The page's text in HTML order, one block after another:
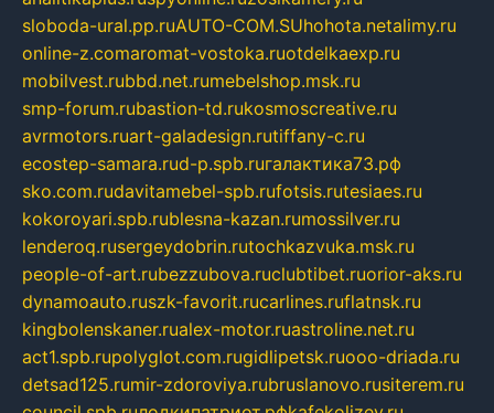
sloboda-ural.pp.ruAUTO-COM.SUhohota.netalimy.ru
online-z.comaromat-vostoka.ruotdelkaexp.ru
mobilvest.rubbd.net.rumebelshop.msk.ru
smp-forum.rubastion-td.rukosmoscreative.ru
avrmotors.ruart-galadesign.rutiffany-c.ru
ecostep-samara.rud-p.spb.ruгалактика73.рф
sko.com.rudavitamebel-spb.rufotsis.rutesiaes.ru
kokoroyari.spb.rublesna-kazan.rumossilver.ru
lenderoq.rusergeydobrin.rutochkazvuka.msk.ru
people-of-art.rubezzubova.ruclubtibet.ruorior-aks.ru
dynamoauto.ruszk-favorit.rucarlines.ruflatnsk.ru
kingbolenskaner.rualex-motor.ruastroline.net.ru
act1.spb.rupolyglot.com.rugidlipetsk.ruooo-driada.ru
detsad125.rumir-zdoroviya.rubruslanovo.rusiterem.ru